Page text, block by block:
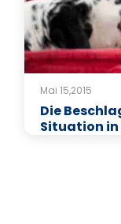
Mai 15,2015
Die
Situation in